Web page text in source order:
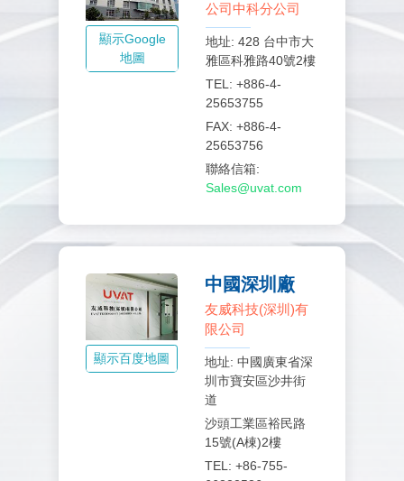
顯示Google
地圖
公司中科分公司
地址: 428 台中市大
雅區科雅路40號2樓
TEL: +886-4-
25653755
FAX: +886-4-
25653756
聯絡信箱:
Sales@uvat.com
顯示百度地圖
中國深圳廠
友威科技(深圳)有
限公司
地址: 中國廣東省深
圳市寶安區沙井街
道
沙頭工業區裕民路
15號(A棟)2樓
TEL: +86-755-